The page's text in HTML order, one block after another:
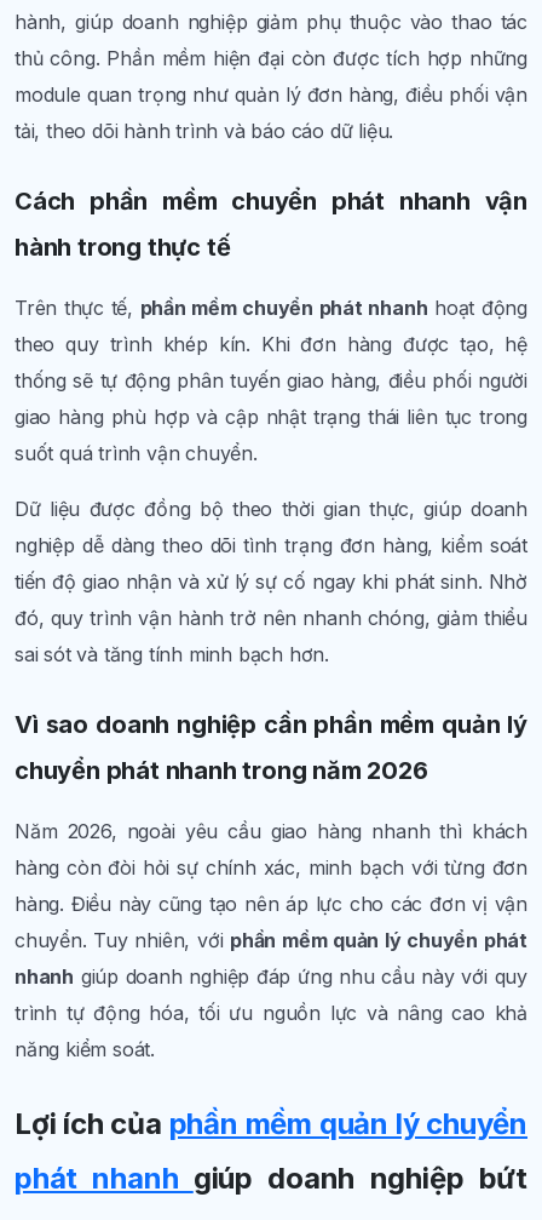
hành, giúp doanh nghiệp giảm phụ thuộc vào thao tác
thủ công. Phần mềm hiện đại còn được tích hợp những
module quan trọng như quản lý đơn hàng, điều phối vận
tải, theo dõi hành trình và báo cáo dữ liệu.
Cách phần mềm chuyển phát nhanh vận
hành trong thực tế
Trên thực tế, phần mềm chuyển phát nhanh hoạt động
theo quy trình khép kín. Khi đơn hàng được tạo, hệ
thống sẽ tự động phân tuyến giao hàng, điều phối người
giao hàng phù hợp và cập nhật trạng thái liên tục trong
suốt quá trình vận chuyển.
Dữ liệu được đồng bộ theo thời gian thực, giúp doanh
nghiệp dễ dàng theo dõi tình trạng đơn hàng, kiểm soát
tiến độ giao nhận và xử lý sự cố ngay khi phát sinh. Nhờ
đó, quy trình vận hành trở nên nhanh chóng, giảm thiểu
sai sót và tăng tính minh bạch hơn.
Vì sao doanh nghiệp cần phần mềm quản lý
chuyển phát nhanh trong năm 2026
Năm 2026, ngoài yêu cầu giao hàng nhanh thì khách
hàng còn đòi hỏi sự chính xác, minh bạch với từng đơn
hàng. Điều này cũng tạo nên áp lực cho các đơn vị vận
chuyển. Tuy nhiên, với phần mềm quản lý chuyển phát
nhanh giúp doanh nghiệp đáp ứng nhu cầu này với quy
trình tự động hóa, tối ưu nguồn lực và nâng cao khả
năng kiểm soát.
Lợi ích của phần mềm quản lý chuyển
phát nhanh giúp doanh nghiệp bứt